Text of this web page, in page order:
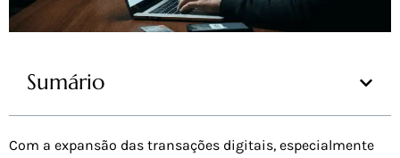
Sumário
Com a expansão das transações digitais, especialmente